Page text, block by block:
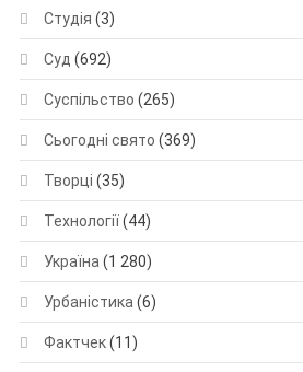
Студія (3)
Суд (692)
Суспільство (265)
Сьогодні свято (369)
Творці (35)
Технології(44)
Україна (1 280)
Урбаністика (6)
Фактчек(11)